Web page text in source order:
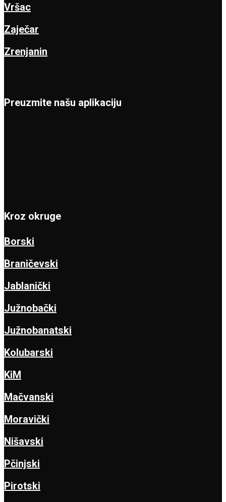
Vršac
Zaječar
Zrenjanin
Preuzmite našu aplikaciju
Kroz okruge
Borski
Braničevski
Jablanički
Južnobački
Južnobanatski
Kolubarski
KiM
Mačvanski
Moravički
Nišavski
Pčinjski
Pirotski